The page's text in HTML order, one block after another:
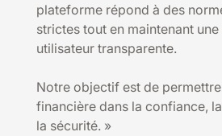
plateforme répond à des
strictes tout en maintenant
utilisateur transparente.
Notre objectif est de
financière dans la confiance,
la sécurité. »